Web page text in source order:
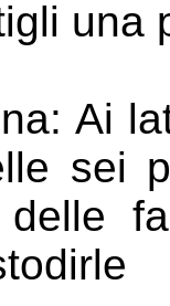
una
Ai
sei
delle